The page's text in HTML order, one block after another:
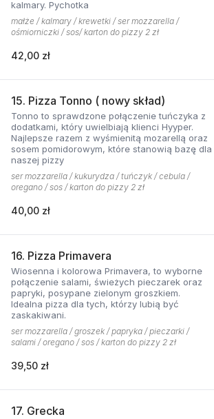
kalmary. Pychotka
małże / kalmary / krewetki / ser mozzarella /
ośmiorniczki / sos/ karton do pizzy 2 zł
42,00 zł
15. Pizza Tonno ( nowy skład)
Tonno to sprawdzone połączenie tuńczyka z
dodatkami, który uwielbiają klienci Hyyper.
Najlepsze razem z wyśmienitą mozarellą oraz
sosem pomidorowym, które stanowią bazę dla
naszej pizzy
ser mozzarella / kukurydza / tuńczyk / cebula /
oregano / sos / karton do pizzy 2 zł
40,00 zł
16. Pizza Primavera
Wiosenna i kolorowa Primavera, to wyborne
połączenie salami, świeżych pieczarek oraz
papryki, posypane zielonym groszkiem.
Idealna pizza dla tych, którzy lubią być
zaskakiwani.
ser mozzarella / groszek / papryka / pieczarki /
salami / oregano / sos / karton do pizzy 2 zł
39,50 zł
17. Grecka